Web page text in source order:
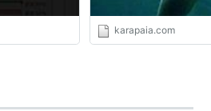
終了した後に挑戦したときのレ
トレアの別荘で春・夏に戦え
karapaia.com